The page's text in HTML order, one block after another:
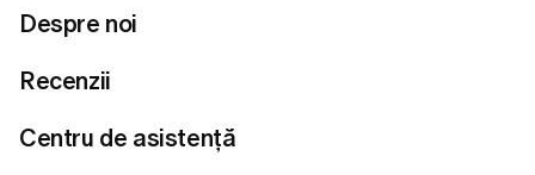
Despre noi
Recenzii
Centru de asistență
Cuprins